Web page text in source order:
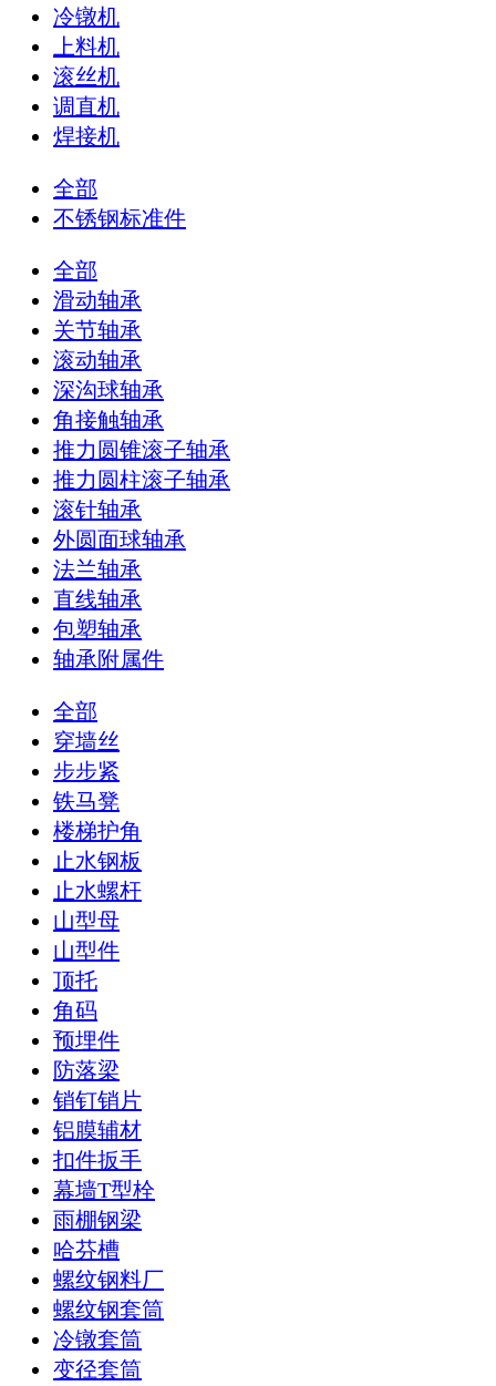
冷镦机
上料机
滚丝机
调直机
焊接机
全部
不锈钢标准件
全部
滑动轴承
关节轴承
滚动轴承
深沟球轴承
角接触轴承
推力圆锥滚子轴承
推力圆柱滚子轴承
滚针轴承
外圆面球轴承
法兰轴承
直线轴承
包塑轴承
轴承附属件
全部
穿墙丝
步步紧
铁马凳
楼梯护角
止水钢板
止水螺杆
山型母
山型件
顶托
角码
预埋件
防落梁
销钉销片
铝膜辅材
扣件扳手
幕墙T型栓
雨棚钢梁
哈芬槽
螺纹钢料厂
螺纹钢套筒
冷镦套筒
变径套筒